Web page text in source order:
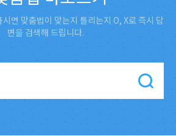
면 맞춤법이 맞는지 틀리는지 O, X로 즉시 답
변을 검색해 드립니다.